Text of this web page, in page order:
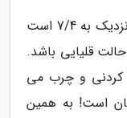
به گزارش دوست بلاگ، PHخون انسان نزدیک به 7/4 است
قلیایی باشد.
کردنی و چرب می
است! به همین